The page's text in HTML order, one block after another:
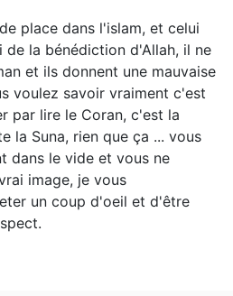
place dans l'islam, et celui
la bénédiction d'Allah, il ne
et ils donnent une mauvaise
voulez savoir vraiment c'est
par lire le Coran, c'est la
la Suna, rien que ça ... vous
dans le vide et vous ne
image, je vous
un coup d'oeil et d'être